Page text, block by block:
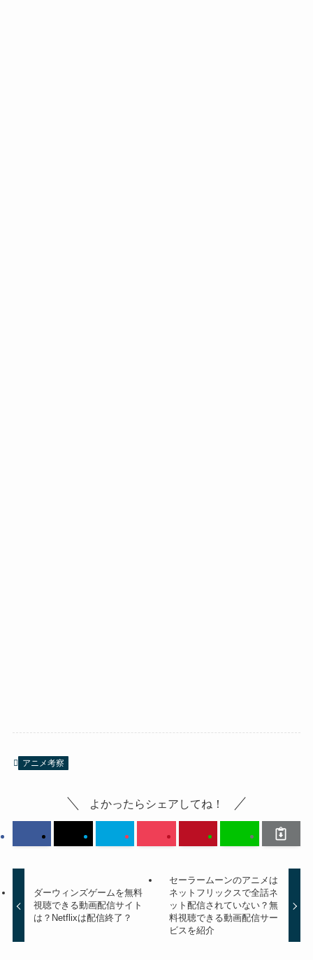
アニメ考察
よかったらシェアしてね！
ダーウィンズゲームを無料
視聴できる動画配信サイト
は？Netflixは配信終了？
セーラームーンのアニメは
ネットフリックスで全話ネ
ット配信されていない？無
料視聴できる動画配信サー
ビスを紹介